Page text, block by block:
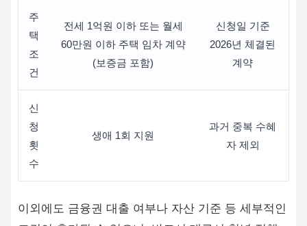
주
택
조
건
전세 1억원 이하 또는 월세
60만원 이하 주택 임차 계약
(보증금 포함)
신청일 기준
2026년 체결된
계약
신
청
횟
수
생애 1회 지원
과거 중복 수혜
자 제외
이외에도 금융권 대출 여부나 자산 기준 등 세부적인